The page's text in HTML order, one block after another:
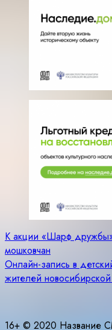
Навигация
по
записям
К акции «Шарф
мошковчан
Онлайн-запись в
жителей
16+ © 2020 Название